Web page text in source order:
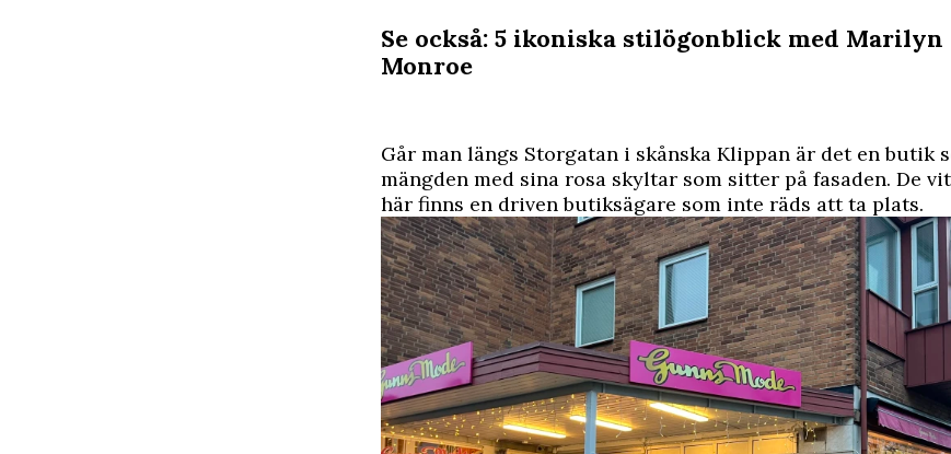
Se också: 5 ikoniska stilögonblick med Marilyn
Monroe
Går man längs Storgatan i skånska Klippan är det en butik
mängden med sina rosa skyltar som sitter på fasaden. De
här finns en driven butiksägare som inte räds att ta plats.